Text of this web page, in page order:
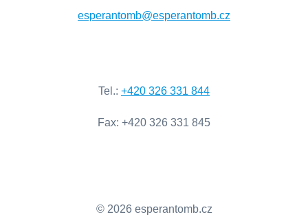
esperantomb@esperantomb.cz
Tel .: +420 326 331 844
Fax: +420 326 331 845
© 2026 esperantomb.cz